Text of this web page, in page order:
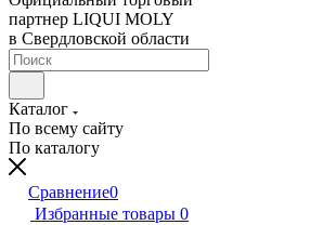
партнер LIQUI MOLY
в Свердловской области
Каталог
По всему сайту
По каталогу
Сравнение0
Избранные товары 0